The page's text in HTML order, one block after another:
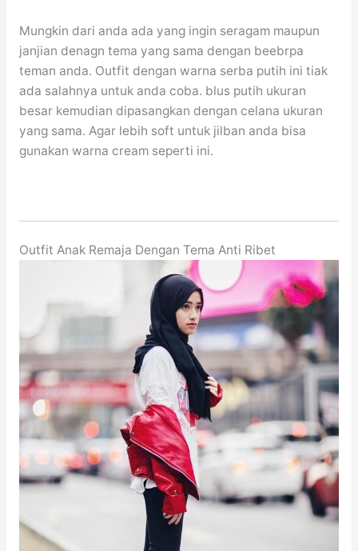
Mungkin dari anda ada yang ingin seragam maupun
janjian denagn tema yang sama dengan beebrpa
teman anda. Outfit dengan warna serba putih ini tiak
ada salahnya untuk anda coba. blus putih ukuran
besar kemudian dipasangkan dengan celana ukuran
yang sama. Agar lebih soft untuk jilban anda bisa
gunakan warna cream seperti ini.
Outfit Anak Remaja Dengan Tema Anti Ribet